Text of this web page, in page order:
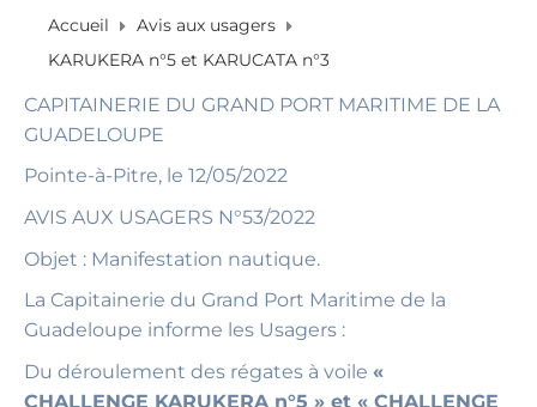
Accueil
Avis aux usagers
KARUKERA n°5 et KARUCATA n°3
CAPITAINERIE DU GRAND PORT MARITIME DE LA
GUADELOUPE
Pointe-à-Pitre, le 12/05/2022
AVIS AUX USAGERS N°53/2022
Objet : Manifestation nautique.
La Capitainerie du Grand Port Maritime de la
Guadeloupe informe les Usagers :
Du déroulement des régates à voile «
CHALLENGE KARUKERA n°5 » et « CHALLENGE